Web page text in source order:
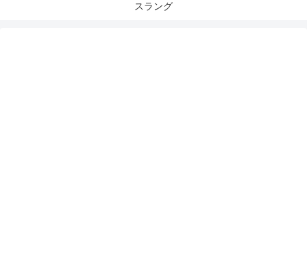
スラング